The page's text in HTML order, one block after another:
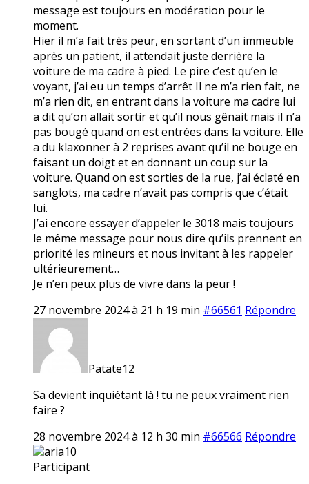
message est toujours en modération pour le
moment.
Hier il m’a fait très peur, en sortant d’un immeuble
après un patient, il attendait juste derrière la
voiture de ma cadre à pied. Le pire c’est qu’en le
voyant, j’ai eu un temps d’arrêt Il ne m’a rien fait, ne
m’a rien dit, en entrant dans la voiture ma cadre lui
a dit qu’on allait sortir et qu’il nous gênait mais il n’a
pas bougé quand on est entrées dans la voiture. Elle
a du klaxonner à 2 reprises avant qu’il ne bouge en
faisant un doigt et en donnant un coup sur la
voiture. Quand on est sorties de la rue, j’ai éclaté en
sanglots, ma cadre n’avait pas compris que c’était
lui.
J’ai encore essayer d’appeler le 3018 mais toujours
le même message pour nous dire qu’ils prennent en
priorité les mineurs et nous invitant à les rappeler
ultérieurement…
Je n’en peux plus de vivre dans la peur !
27 novembre 2024 à 21 h 19 min #66561 Répondre
Patate12
Sa devient inquiétant là ! tu ne peux vraiment rien
faire ?
28 novembre 2024 à 12 h 30 min #66566 Répondre
aria10
Participant